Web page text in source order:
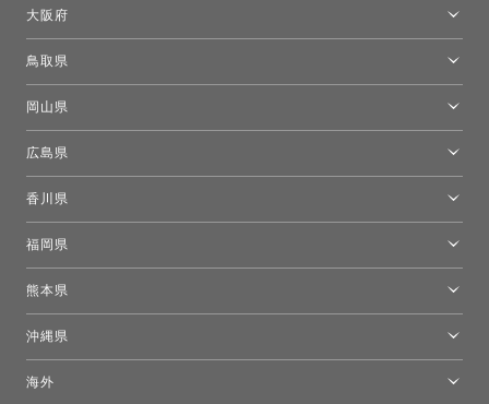
大阪府
鳥取県
岡山県
広島県
香川県
福岡県
熊本県
沖縄県
海外